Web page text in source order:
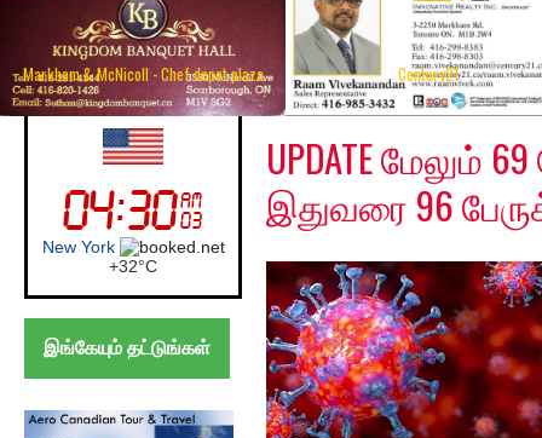
Markham & McNicoll - Chef depot plaza Century21
UK (London)
London
+26°C
இங்கேயும் தட்டுங்கள்
Tuesday, May 26, 2020
UPDATE
இதுவரை 96